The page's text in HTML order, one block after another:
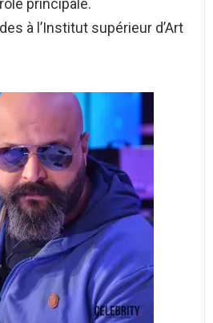
à l’Institut supérieur d’Art